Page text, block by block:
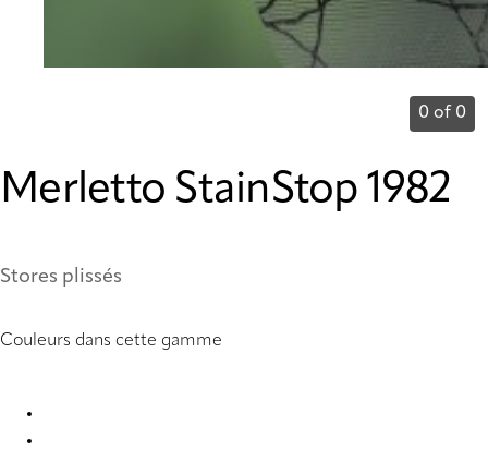
0 of 0
Merletto StainStop 1982
Stores plissés
Couleurs dans cette gamme